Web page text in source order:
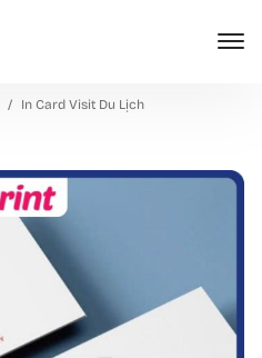
In Card Visit Du Lịch